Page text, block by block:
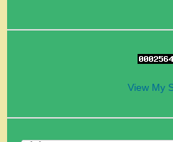
View My